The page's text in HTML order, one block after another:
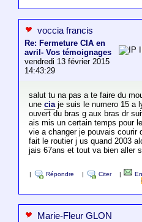
voccia francis
Re: Fermeture CIA en
avril- Vos témoignages
vendredi 13 février 2015
14:43:29
salut tu na pas a te faire du
une ciaje suis le numero 15 a
ouvert du bras g aux bras dr
ais mis un certain temps pour
vie a changer je pouvais courir
fait le routier j us quand 2003
jais 67ans et tout va bien aller
Répondre Citer
Marie-Fleur GLON